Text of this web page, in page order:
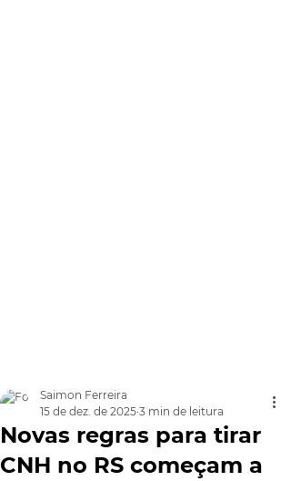
Novas regras para tirar
CNH no RS começam a
Saimon Ferreira
15 de dez. de 2025 3 min de leitura